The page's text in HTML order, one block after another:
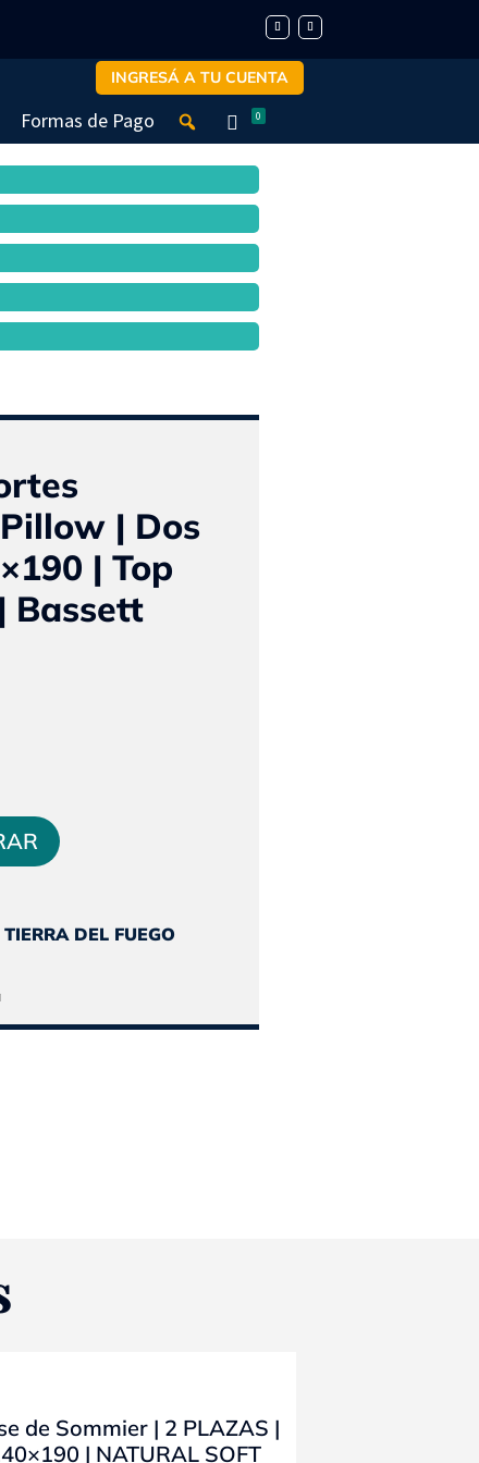
INGRESÁ A TU CUENTA
Formas de Pago 0
| Dos
| Top
Bassett
DEL FUEGO
de Sommier | 2 PLAZAS |
| NATURAL SOFT